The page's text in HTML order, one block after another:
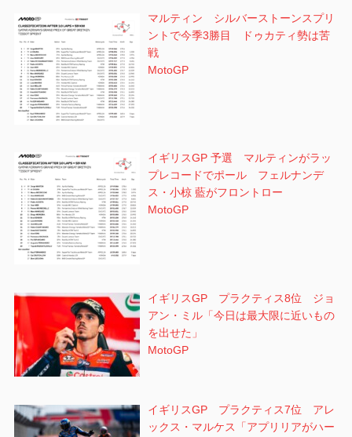
マルティン シルバーストーンスプリ
ントで今季3勝目 ドゥカティ勢は苦
戦
MotoGP
イギリスGP 予選 マルティンがラッ
プレコードでポール フェルナンデ
ス・小椋 藍がフロントロー
MotoGP
イギリスGP プラクティス8位 ジョ
アン・ミル「今日は最大限に近いもの
を出せた」
MotoGP
イギリスGP プラクティス7位 アレ
ックス・マルケス「アプリリアがハー